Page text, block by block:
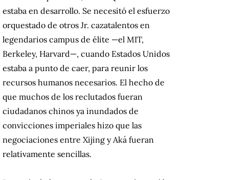
estaba en desarrollo. Se necesitó el esfuerzo
orquestado de otros Jr. cazatalentos en
legendarios campus de élite —el MIT,
Berkeley, Harvard—, cuando Estados Unidos
estaba a punto de caer, para reunir los
recursos humanos necesarios. El hecho de
que muchos de los reclutados fueran
ciudadanos chinos ya inundados de
convicciones imperiales hizo que las
negociaciones entre Xijing y Aká fueran
relativamente sencillas.